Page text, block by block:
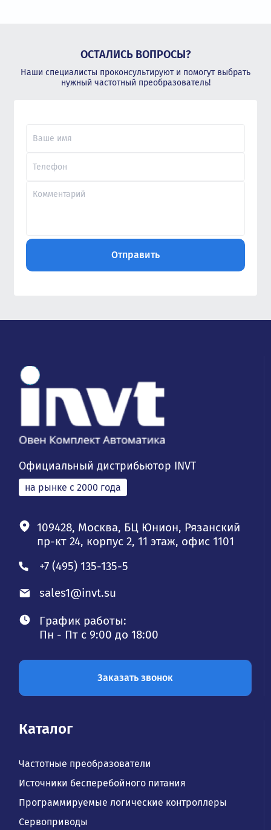
ОСТАЛИСЬ ВОПРОСЫ?
Наши специалисты проконсультируют и помогут выбрать
нужный частотный преобразователь!
Официальный дистрибьютор INVT
на рынке с 2000 года
109428, Москва, БЦ Юнион, Рязанский
пр-кт 24, корпус 2, 11 этаж, офис 1101
+7 (495) 135-135-5
sales1@invt.su
График работы:
Пн - Пт с 9:00 до 18:00
Заказать звонок
Каталог
Частотные преобразователи
Источники бесперебойного питания
Программируемые логические контроллеры
Сервоприводы